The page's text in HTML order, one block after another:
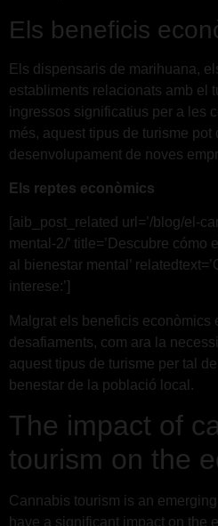
Els beneficis
Els dispensaris de marihuana,
establiments relacionats amb el
ingressos significatius per a les
més, aquest tipus de turisme pot
desenvolupament de noves
Els reptes econòmics
[aib_post_related url=’/blog/el-
mental-2/’ title=’Descubre
al bienestar mental’
interese:’]
Malgrat els beneficis econòmics
desafiaments, com ara la
aquest tipus de turisme per tal
benestar de la població local.
The impact of
tourism on the
Cannabis tourism is an
have a significant impact on the